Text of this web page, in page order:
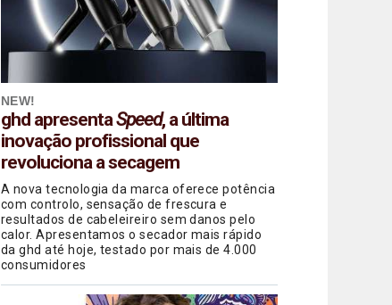
NEW!
ghd apresentaSpeed, a última
inovação profissional que
revoluciona a secagem
A nova tecnologia da marca oferece potência
com controlo, sensação de frescura e
resultados de cabeleireiro sem danos pelo
calor. Apresentamos o secador mais rápido
da ghd até hoje, testado por mais de 4.000
consumidores